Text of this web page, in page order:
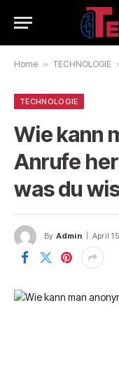
Home » TECHNOLOGIE
TECHNOLOGIE
Wie kann
Anrufe
was du
By Admin April